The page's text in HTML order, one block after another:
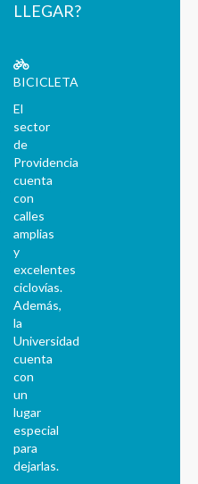
LLEGAR?
BICICLETA
El
sector
de
Providencia
cuenta
con
calles
amplias
y
excelentes
ciclovías.
Además,
la
Universidad
cuenta
con
un
lugar
especial
para
dejarlas.